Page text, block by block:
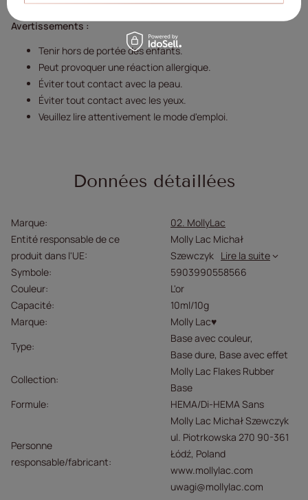
Avertissements :
Tenir hors de portée des enfants.
Peut provoquer une réaction allergique.
Éviter tout contact avec la peau.
Éviter tout contact avec les yeux.
Veuillez lire attentivement le mode d'emploi.
Données détaillées
Marque
02. MollyLac
Entité responsable de ce
produit dans l'UE
Molly Lac Michał
Szewczyk Lire la suite
Symbole
5903990558566
Couleur
L'or
Capacité
10ml/10g
Marque
Molly Lac♥
Type
Base avec couleur
Base dure Base avec effet
Collection
Molly Lac Flakes Rubber
Base
Formule
HEMA/Di-HEMA Sans
Personne
responsable/fabricant
Molly Lac Michał Szewczyk
ul. Piotrkowska 270 90-361
Łódź, Poland
www.mollylac.com
uwagi@mollylac.com